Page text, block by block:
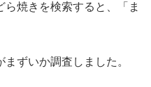
焼きを検索すると、「ま
ずいか調査しました。